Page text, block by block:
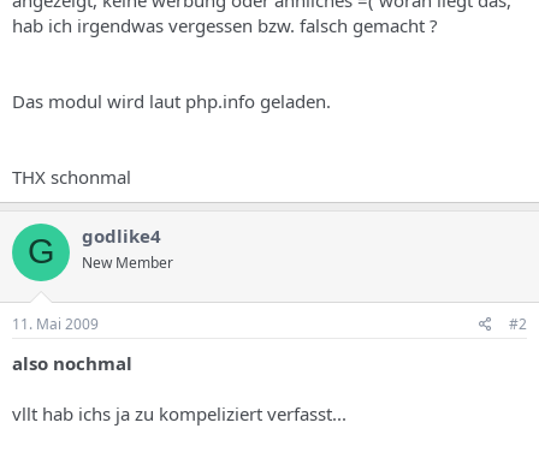
hab ich irgendwas vergessen bzw. falsch gemacht ?
Das modul wird laut php.info geladen.
THX schonmal
G godlike4
New Member
11. Mai 2009 #2
also nochmal
vllt hab ichs ja zu kompeliziert verfasst...